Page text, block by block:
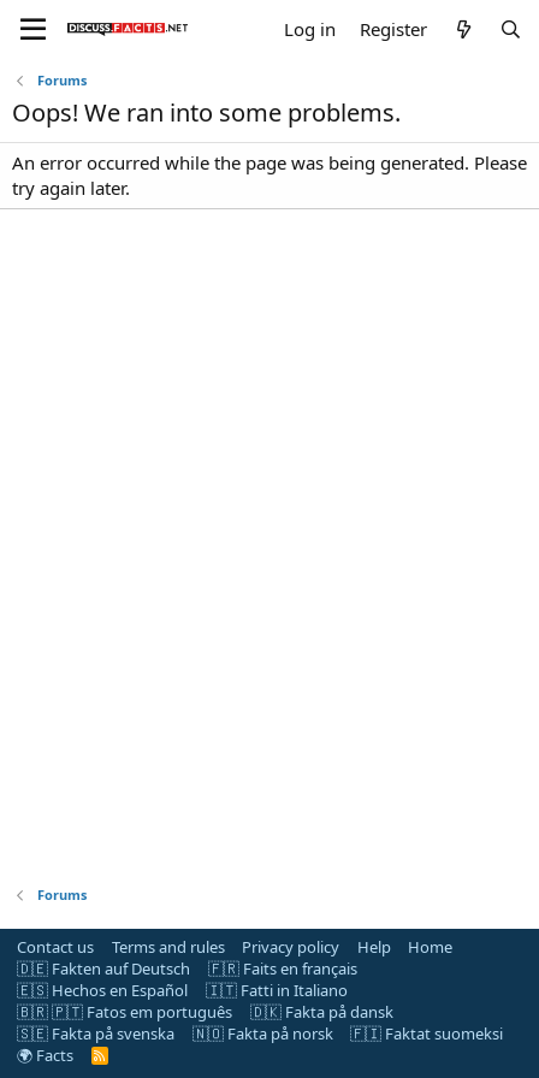
Log in Register
Forums
Oops! We ran into some problems.
An error occurred while the page was being generated. Please
try again later.
Forums
Contact us Terms and rules Privacy policy Help
Home
🇩🇪 Fakten auf Deutsch
🇫🇷 Faits en français
🇪🇸 Hechos en Español
🇮🇹 Fatti in Italiano
🇧🇷 🇵🇹 Fatos em português
🇩🇰 Fakta på dansk
🇸🇪 Fakta på svenska
🇳🇴 Fakta på norsk
🇫🇮 Faktat suomeksi
🌍 Facts
R